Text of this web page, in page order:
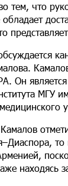
тем, что
является
МГУ
находясь